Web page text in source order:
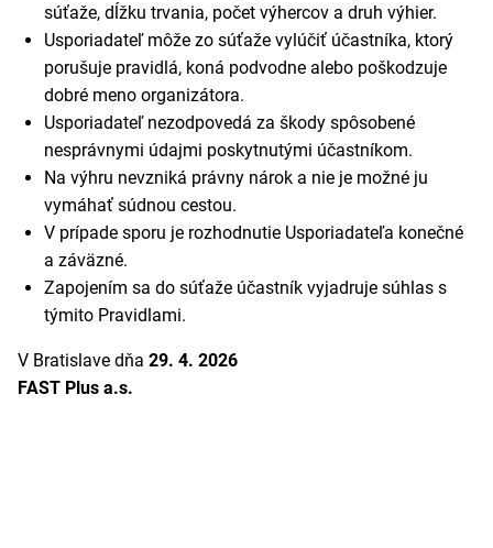
súťaže, dĺžku trvania, počet výhercov a druh výhier.
Usporiadateľ môže zo súťaže vylúčiť účastníka, ktorý
porušuje pravidlá, koná podvodne alebo poškodzuje
dobré meno organizátora.
Usporiadateľ nezodpovedá za škody spôsobené
nesprávnymi údajmi poskytnutými účastníkom.
Na výhru nevzniká právny nárok a nie je možné ju
vymáhať súdnou cestou.
V prípade sporu je rozhodnutie Usporiadateľa konečné
a záväzné.
Zapojením sa do súťaže účastník vyjadruje súhlas s
týmito Pravidlami.
V Bratislave dňa 29. 4. 2026
FAST Plus a.s.